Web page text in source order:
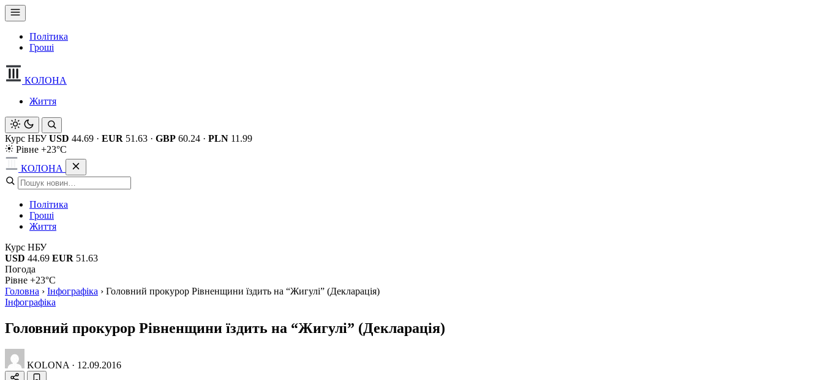
Політика
Гроші
КОЛОНА
Життя
Курс НБУ USD 44.69 · EUR 51.63 · GBP 60.24 · PLN 11.99
Рівне +23°C
КОЛОНА
Політика
Гроші
Життя
Курс НБУ
USD 44.69 EUR 51.63
Погода
Рівне +23°C
Головна › Інфографіка › Головний прокурор Рівненщини їздить на “Жигулі” (Декларація)
Інфографіка
Головний прокурор Рівненщини їздить на “Жигулі” (Декларація)
KOLONA · 12.09.2016